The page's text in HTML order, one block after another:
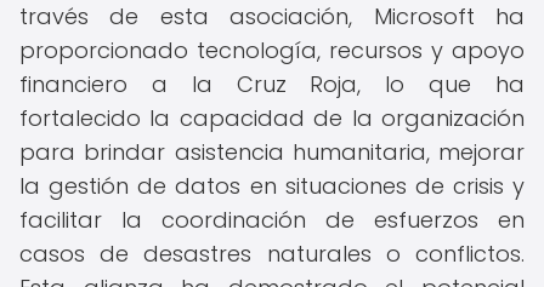
través de esta asociación, Microsoft ha
proporcionado tecnología, recursos y apoyo
financiero a la Cruz Roja, lo que ha
fortalecido la capacidad de la organización
para brindar asistencia humanitaria, mejorar
la gestión de datos en situaciones de crisis y
facilitar la coordinación de esfuerzos en
casos de desastres naturales o conflictos.